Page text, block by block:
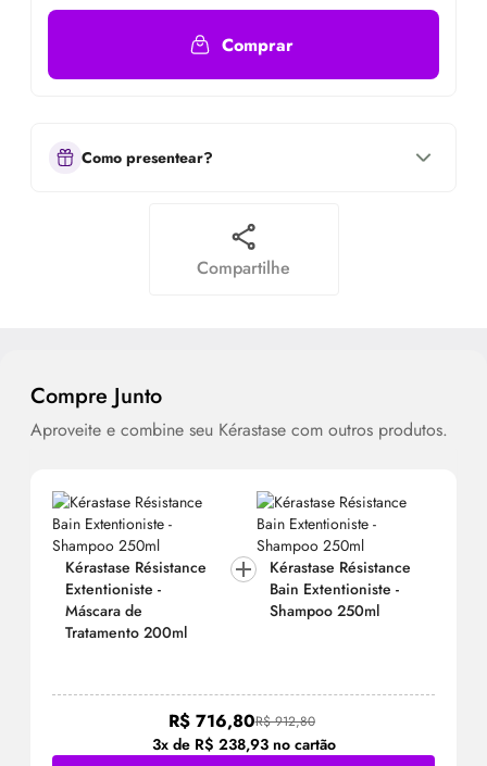
Comprar
Como presentear?
Compartilhe
Compre Junto
Aproveite e combine seu Kérastase com outros produtos.
Kérastase Résistance
Extentioniste -
Máscara de
Tratamento 200ml
Kérastase Résistance
Bain Extentioniste -
Shampoo 250ml
R$ 912,80
R$ 716,80
3x de R$ 238,93 no cartão